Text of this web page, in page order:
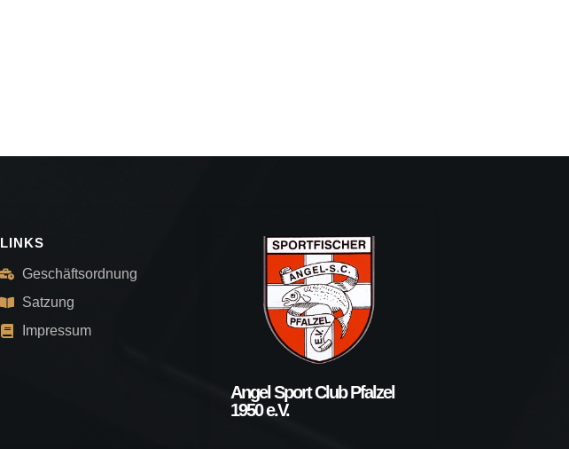
LINKS
Geschäftsordnung
Satzung
Impressum
Angel Sport Club Pfalzel
1950 e.V.